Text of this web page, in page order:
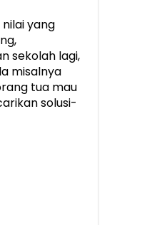
yang
sekolah lagi,
misalnya
tua mau
solusi-